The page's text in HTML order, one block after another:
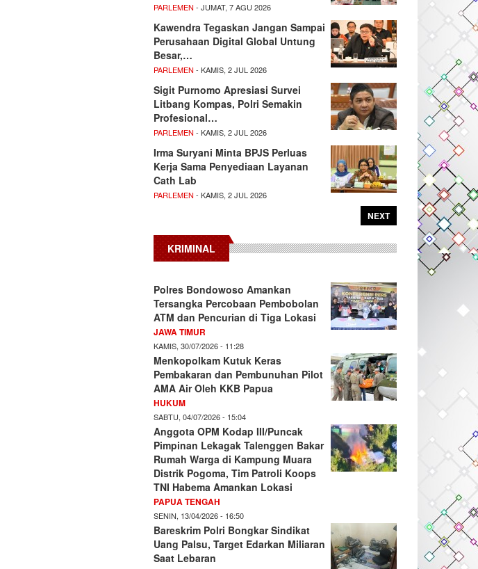
PARLEMEN - JUMAT, 7 AGU 2026
Kawendra Tegaskan Jangan Sampai
Perusahaan Digital Global Untung
Besar,…
PARLEMEN - KAMIS, 2 JUL 2026
Sigit Purnomo Apresiasi Survei
Litbang Kompas, Polri Semakin
Profesional…
PARLEMEN - KAMIS, 2 JUL 2026
Irma Suryani Minta BPJS Perluas
Kerja Sama Penyediaan Layanan
Cath Lab
PARLEMEN - KAMIS, 2 JUL 2026
NEXT
KRIMINAL
Polres Bondowoso Amankan
Tersangka Percobaan Pembobolan
ATM dan Pencurian di Tiga Lokasi
JAWA TIMUR
KAMIS, 30/07/2026 - 11:28
Menkopolkam Kutuk Keras
Pembakaran dan Pembunuhan Pilot
AMA Air Oleh KKB Papua
HUKUM
SABTU, 04/07/2026 - 15:04
Anggota OPM Kodap III/Puncak
Pimpinan Lekagak Talenggen Bakar
Rumah Warga di Kampung Muara
Distrik Pogoma, Tim Patroli Koops
TNI Habema Amankan Lokasi
PAPUA TENGAH
SENIN, 13/04/2026 - 16:50
Bareskrim Polri Bongkar Sindikat
Uang Palsu, Target Edarkan Miliaran
Saat Lebaran